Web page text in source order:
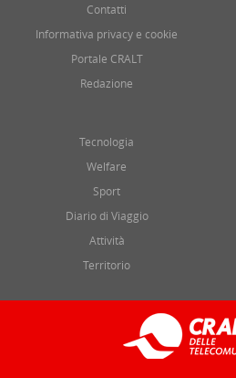
Contatti
Informativa privacy e cookie
Portale CRALT
Redazione
Tecnologia
Welfare
Sport
Diario di Viaggio
Attività
Territorio